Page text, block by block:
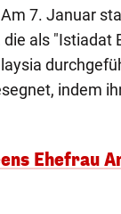
7. Januar
als "Istiadat
indem
Ehefrau